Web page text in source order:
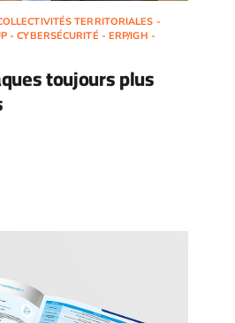
TERRITORIALES -
- CYBERSÉCURITÉ - ERP/IGH -
toujours plus